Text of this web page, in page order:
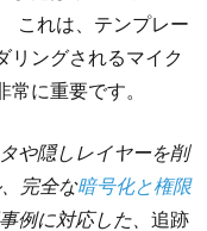
これは、テンプレー
リングされるマイク
に重要です。
や隠しレイヤーを削
完全な暗号化と権限
例に対応した、 追跡